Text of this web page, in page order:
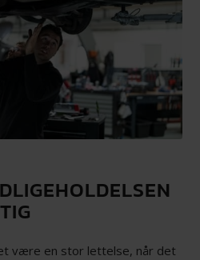
være en stor lettelse, når det